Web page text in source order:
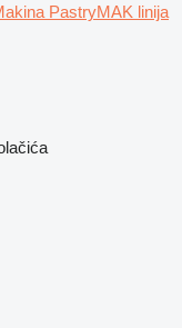
PastryMAK linija